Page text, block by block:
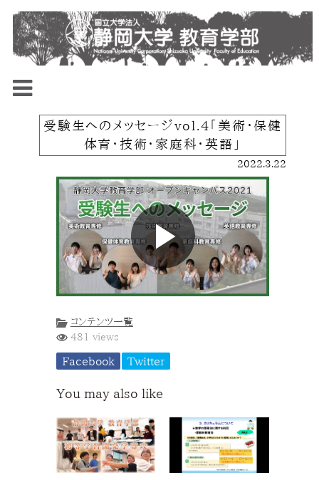
受験生へのメッセージvol.4「美術・保健
体育・技術・家庭科・英語」
2022.3.22
コンテンツ一覧
481 views
Facebook Twitter
You may also like